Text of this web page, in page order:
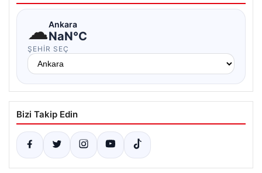
☁Ankara
NaN°C
ŞEHIR SEÇ
Bizi Takip Edin